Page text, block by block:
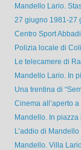
Mandello Lario.
27 giugno 1981-27
Centro Sport
Polizia locale di
Le telecamere di
Mandello Lario. In
Una trentina di
Cinema all’aperto a
Mandello. In piazza
L’addio di
Mandello. Villa